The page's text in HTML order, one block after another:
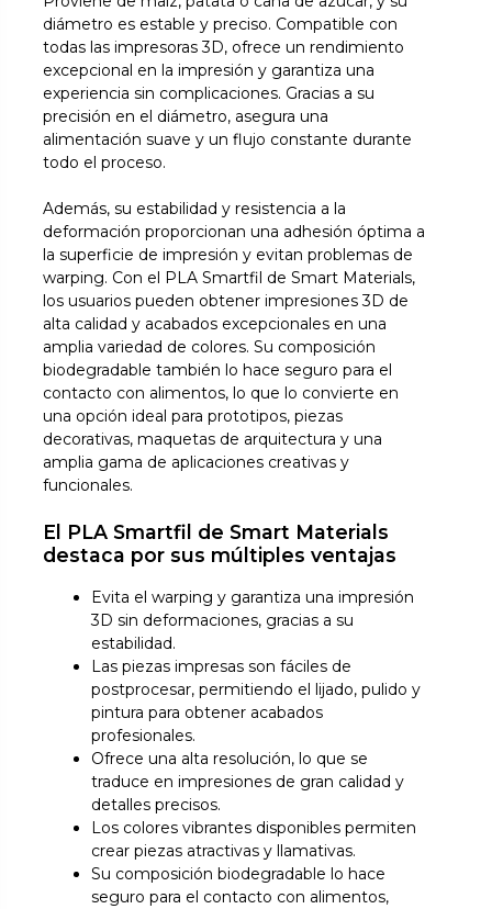
diámetro es estable y preciso. Compatible con
todas las impresoras 3D, ofrece un rendimiento
excepcional en la impresión y garantiza una
experiencia sin complicaciones. Gracias a su
precisión en el diámetro, asegura una
alimentación suave y un flujo constante durante
todo el proceso.
Además, su estabilidad y resistencia a la
deformación proporcionan una adhesión óptima a
la superficie de impresión y evitan problemas de
warping. Con el PLA Smartfil de Smart Materials,
los usuarios pueden obtener impresiones 3D de
alta calidad y acabados excepcionales en una
amplia variedad de colores. Su composición
biodegradable también lo hace seguro para el
contacto con alimentos, lo que lo convierte en
una opción ideal para prototipos, piezas
decorativas, maquetas de arquitectura y una
amplia gama de aplicaciones creativas y
funcionales.
El PLA Smartfil de Smart Materials
destaca por sus múltiples ventajas
Evita el warping y garantiza una impresión
3D sin deformaciones, gracias a su
estabilidad.
Las piezas impresas son fáciles de
postprocesar, permitiendo el lijado, pulido y
pintura para obtener acabados
profesionales.
Ofrece una alta resolución, lo que se
traduce en impresiones de gran calidad y
detalles precisos.
Los colores vibrantes disponibles permiten
crear piezas atractivas y llamativas.
Su composición biodegradable lo hace
seguro para el contacto con alimentos,